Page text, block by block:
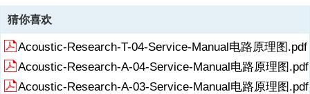
猜你喜欢
Acoustic-Research-T-04-Service-Manual电路原理图.pdf
Acoustic-Research-A-04-Service-Manual电路原理图.pdf
Acoustic-Research-A-03-Service-Manual电路原理图.pdf